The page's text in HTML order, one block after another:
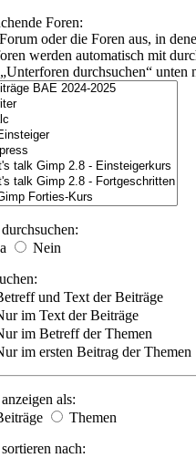
Foren:
oder die Foren aus, in
werden automatisch mit
durchsuchen“ unten
Nein
und Text der Beiträge
im Text der Beiträge
im Betreff der Themen
im ersten Beitrag der Themen
als:
Themen
nach: